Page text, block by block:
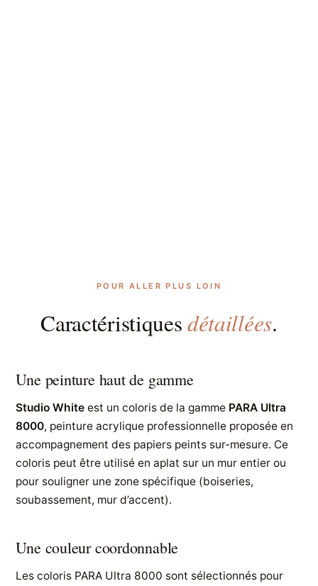
POUR ALLER PLUS LOIN
Caractéristiquesdétaillées.
Une peinture haut de gamme
Studio White est un coloris de la gamme PARA Ultra
8000, peinture acrylique professionnelle proposée en
accompagnement des papiers peints sur-mesure. Ce
coloris peut être utilisé en aplat sur un mur entier ou
pour souligner une zone spécifique (boiseries,
soubassement, mur d’accent).
Une couleur coordonnable
Les coloris PARA Ultra 8000 sont sélectionnés pour